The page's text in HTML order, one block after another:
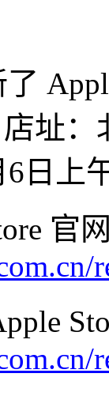
店址
日上
官